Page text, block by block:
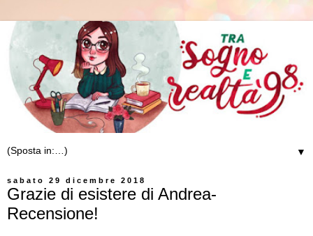
▼
sabato 29 dicembre 2018
Grazie di esistere di Andrea-
Recensione!